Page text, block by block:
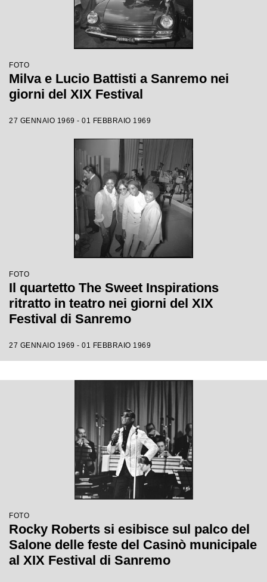
FOTO
Milva e Lucio Battisti a Sanremo nei
giorni del XIX Festival
27 GENNAIO 1969 - 01 FEBBRAIO 1969
FOTO
Il quartetto The Sweet Inspirations
ritratto in teatro nei giorni del XIX
Festival di Sanremo
27 GENNAIO 1969 - 01 FEBBRAIO 1969
FOTO
Rocky Roberts si esibisce sul palco del
Salone delle feste del Casinò municipale
al XIX Festival di Sanremo